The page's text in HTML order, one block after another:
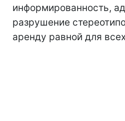
информированность,
разрушение
аренду равной для